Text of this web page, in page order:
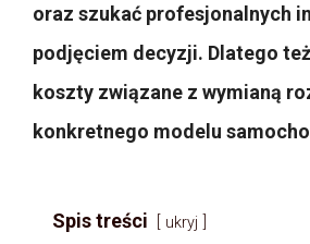
oraz szukać profesjonalnych
podjęciem decyzji. Dlatego
koszty związane z wymianą
konkretnego modelu
Spis treści ukryj